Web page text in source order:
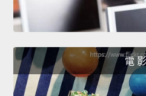
電 影